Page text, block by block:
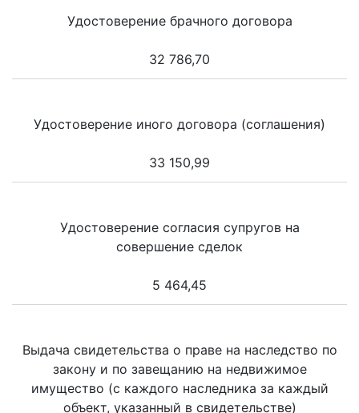
Удостоверение брачного договора
32 786,70
Удостоверение иного договора (соглашения)
33 150,99
Удостоверение согласия супругов на
совершение сделок
5 464,45
Выдача свидетельства о праве на наследство по
закону и по завещанию на недвижимое
имущество (с каждого наследника за каждый
объект, указанный в свидетельстве)